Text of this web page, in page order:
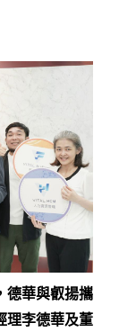
德華與叡揚攜
理李德華及董